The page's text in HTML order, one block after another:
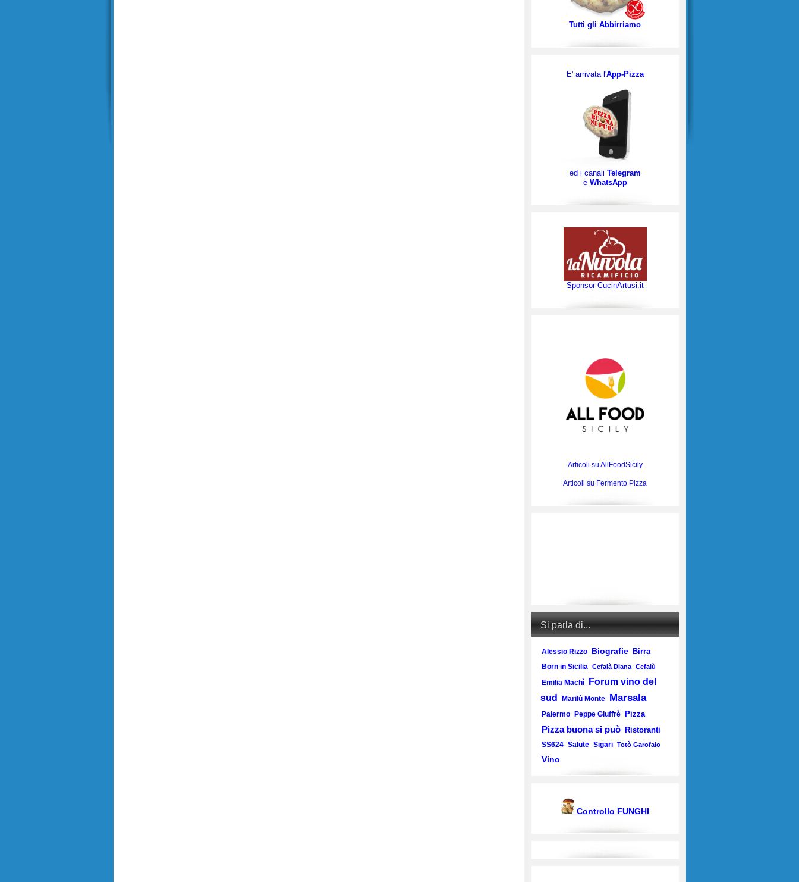
Tutti gli Abbirriamo
E' arrivata l'App-Pizza
ed i canali Telegram
e WhatsApp
Sponsor CucinArtusi.it
Articoli su AllFoodSicily
Articoli su Fermento Pizza
Si parla di...
Alessio Rizzo Biografie Birra
Born in Sicilia Cefalà Diana Cefalù
Emilia Machì
Forum vino del
sud
Marilù Monte Marsala
Palermo Peppe Giuffrè Pizza
Pizza buona si può Ristoranti
SS624 Salute Sigari Totò Garofalo
Vino
Controllo FUNGHI